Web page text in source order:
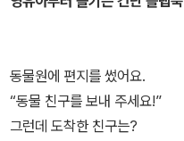
동물원에 편지를 썼어요.
“동물 친구를 보내 주세요!”
그런데 도착한 친구는?